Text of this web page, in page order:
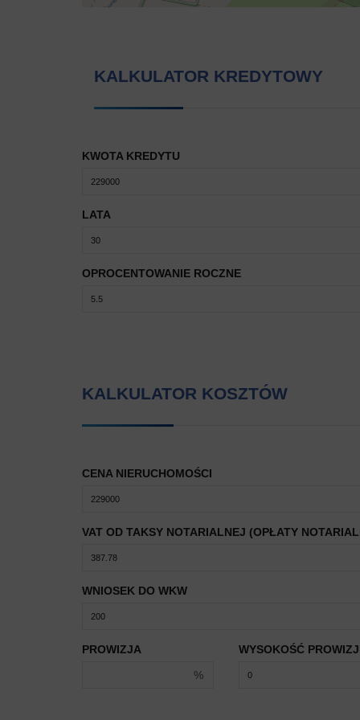
KALKULATOR KREDYTOWY
KWOTA KREDYTU
LATA
OPROCENTOWANIE ROCZNE
KALKULATOR KOSZTÓW
CENA NIERUCHOMOŚCI
VAT OD TAKSY NOTARIALNEJ (OPŁATY
WNIOSEK DO WKW
PROWIZJA
%
WYSOKOŚĆ